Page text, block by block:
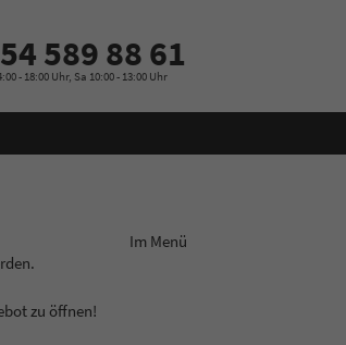
589 88 61
- 18:00 Uhr, Sa 10:00 - 13:00 Uhr
Im Menü
zu öffnen!